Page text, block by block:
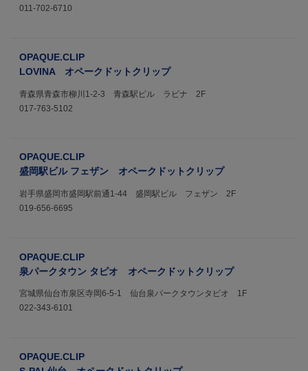
011-702-6710
OPAQUE.CLIP
LOVINA オペークドットクリップ
青森県青森市柳川1-2-3 青森駅ビル ラビナ 2F
017-763-5102
OPAQUE.CLIP
盛岡駅ビル フェザン オペークドットクリップ
岩手県盛岡市盛岡駅前通1-44 盛岡駅ビル フェザン 2F
019-656-6695
OPAQUE.CLIP
泉パークタウン タピオ オペークドットクリップ
宮城県仙台市泉区寺岡6-5-1 仙台泉パークタウンタピオ 1F
022-343-6101
OPAQUE.CLIP